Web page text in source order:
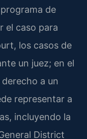
de
el caso para
los casos de
un juez; en el
a un
representar a
incluyendo la
District